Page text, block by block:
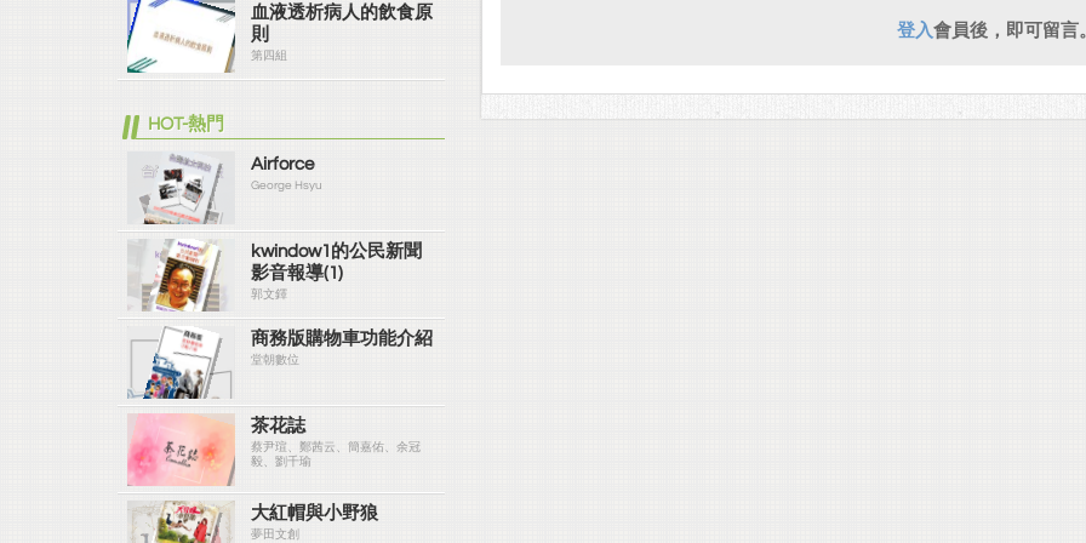
登入會員後，即可留言
血液透析病人的飲食原
則
第四組
HOT-熱門
Airforce
George Hsyu
kwindow1的公民新聞
影音報導(1)
郭文鐸
商務版購物車功能介紹
堂朝數位
茶花誌
蔡尹瑄、鄭茜云、簡嘉佑、余冠
毅、劉千瑜
大紅帽與小野狼
夢田文創